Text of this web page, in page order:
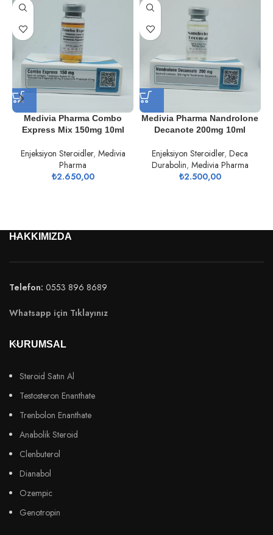
Medivia Pharma Combo
Express Mix 150mg 10ml
Enjeksiyon Steroidler, Medivia
Pharma
₺2.650,00
Medivia Pharma Nandrolone
Decanote 200mg 10ml
Enjeksiyon Steroidler,Deca
Durabolin, Medivia Pharma
₺2.500,00
HAKKIMIZDA
Telefon: 0553 896 8689
Whatsapp için Tıklayınız
KURUMSAL
Steroid Satın Al
Testosteron Enanthate
Trenbolon Enanthate
Anabolik Steroid
Clenbuterol
Dianabol
Ozempic
Genotropin